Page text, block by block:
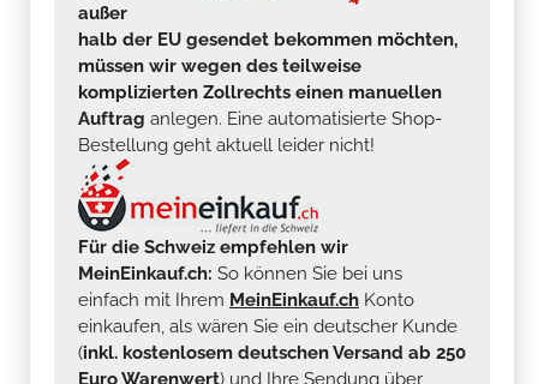
außer
halb der EU gesendet bekommen möchten,
müssen wir wegen des teilweise
komplizierten Zollrechts einen manuellen
Auftrag anlegen. Eine automatisierte Shop-
Bestellung geht aktuell leider nicht!
Für die Schweiz empfehlen wir
MeinEinkauf.ch: So können Sie bei uns
einfach mit Ihrem MeinEinkauf.ch Konto
einkaufen, als wären Sie ein deutscher Kunde
(inkl. kostenlosem deutschen Versand ab 250
Euro Warenwert) und Ihre Sendung über